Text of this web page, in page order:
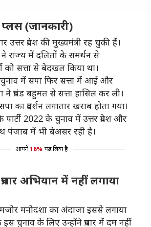
(जानकारी)
उत्तर प्रदेश की मुख्यमंत्री रह चुकी हैं।
राज्य में दलितों के समर्थन से
को सत्ता से बेदखल किया था।
में सपा फिर सत्ता में आई और
प्रचंड बहुमत से सत्ता हासिल कर ली।
का प्रदर्शन लगातार खराब होता गया।
2022 के चुनाव में उत्तर प्रदेश और
पंजाब में भी बेअसर रही है।
आपने 16% पढ़ लिया है
अभियान में नहीं लगाया
मनोदशा का अंदाजा इससे लगाया
चुनाव के लिए उन्होंने प्रचार में दम नहीं